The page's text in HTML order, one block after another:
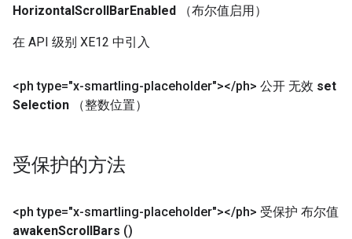
HorizontalScrollBarEnabled （布尔值启用）
在 API 级别 XE12 中引入
<ph type="x-smartling-placeholder"></ph> 公开 无效 set
Selection
（整数位置）
受保护的方法
<ph type="x-smartling-placeholder"></ph> 受保护 布尔值
awakenScrollBars ()